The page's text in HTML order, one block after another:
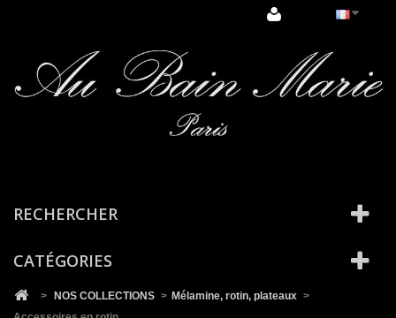
RECHERCHER
CATÉGORIES
> NOS COLLECTIONS > Mélamine, rotin, plateaux >